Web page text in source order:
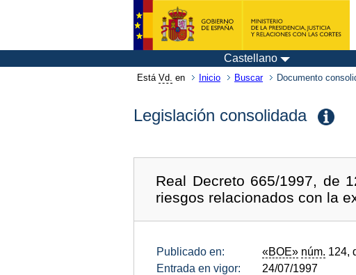
Castellano
Está Vd. en Inicio Buscar Documento
Legislación consolidada
Real Decreto 665/1997, de
riesgos relacionados con la
Publicado en: «BOE» núm. 124,
Entrada en vigor:
24/07/1997